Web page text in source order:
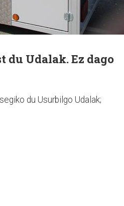
du Udalak. Ez dago
du Usurbilgo Udalak;